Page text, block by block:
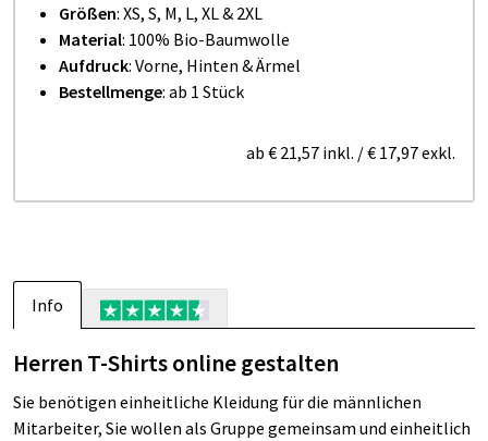
Größen: XS, S, M, L, XL & 2XL
Material: 100% Bio-Baumwolle
Aufdruck: Vorne, Hinten & Ärmel
Bestellmenge: ab 1 Stück
ab € 21,57 inkl. /€ 17,97exkl.
Info
Herren T-Shirts online gestalten
Sie benötigen einheitliche Kleidung für die männlichen
Mitarbeiter, Sie wollen als Gruppe gemeinsam und einheitlich